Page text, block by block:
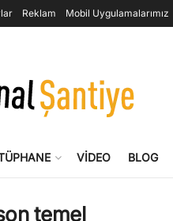
Reklam Mobil Uygulamalarımız
VIDEO BLOG
temel